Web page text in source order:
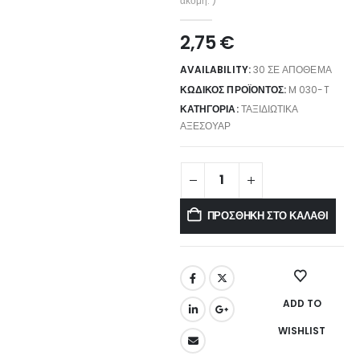
2,75€
AVAILABILITY:30 ΣΕ ΑΠΌΘΕΜΑ
ΚΩΔΙΚΌΣ ΠΡΟΪΌΝΤΟΣ: M 030-T
ΚΑΤΗΓΟΡΊΑ:ΤΑΞΙΔΙΩΤΙΚΆ
ΑΞΕΣΟΥΆΡ
ΠΡΟΣΘΉΚΗ ΣΤΟ ΚΑΛΆΘΙ
ADD TO
WISHLIST